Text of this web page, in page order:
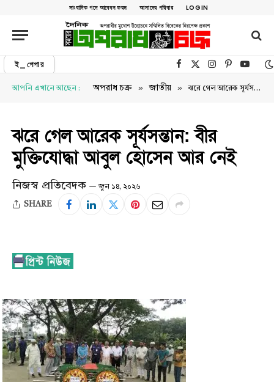
সাংবাদিক পদে আবেদন ফরম আমাদের পরিবার LOGIN
ই_পেপার Facebook
X (Twitter)Instagram
Pinterest
আপনি এখানে আছেন : অপরাধ চক্র » জাতীয় » ঝরে গেল আরেক সূর্যসন্তান: বীর মুক্তিযোদ্ধা আবুল হোসেন আর নেই
ঝরে গেল আরেক সূর্যসন্তান: বীর
মুক্তিযোদ্ধা আবুল হোসেন আর নেই
নিজস্ব প্রতিবেদক জুন ১৪, ২০২৬
SHARE